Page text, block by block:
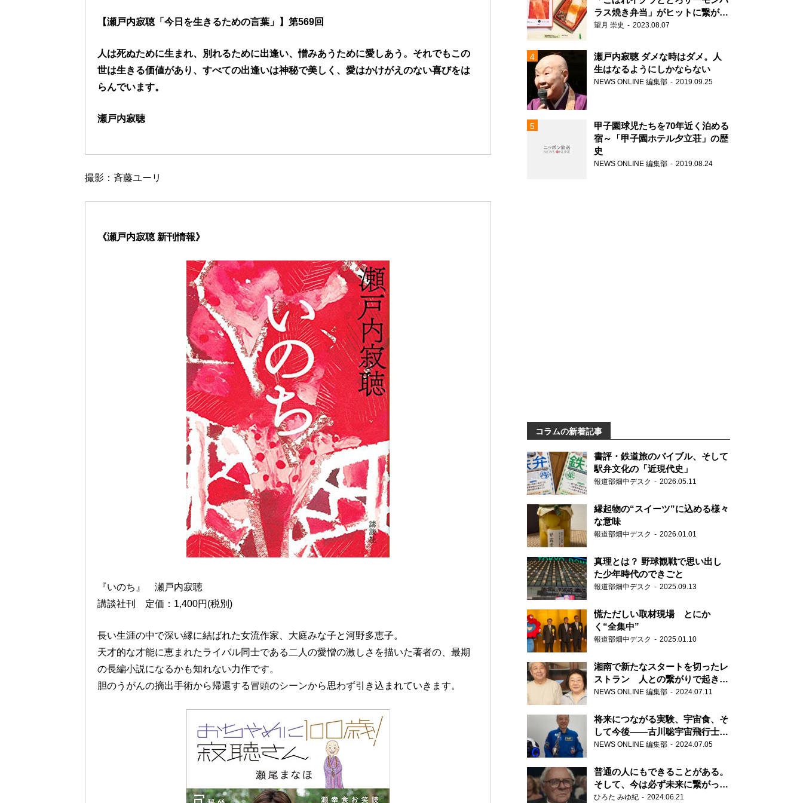
【瀬戸内寂聴「今日を生きるための言葉」】第569回
人は死ぬために生まれ、別れるために出逢い、憎みあうために愛しあう。それでもこの
世は生きる価値があり、すべての出逢いは神秘で美しく、愛はかけがえのない喜びをは
らんでいます。
瀬戸内寂聴
撮影：斉藤ユーリ
《瀬戸内寂聴 新刊情報》
『いのち』 瀬戸内寂聴
講談社刊 定価：1,400円(税別)
長い生涯の中で深い縁に結ばれた女流作家、大庭みな子と河野多恵子。
天才的な才能に恵まれたライバル同士である二人の愛憎の激しさを描いた著者の、最期
の長編小説になるかも知れない力作です。
胆のうがんの摘出手術から帰還する冒頭のシーンから思わず引き込まれていきます。
ラス焼き弁当」がヒットに繋がっ
た理由
望月 崇史 2023.08.07
瀬戸内寂聴 ダメな時はダメ。人
生はなるようにしかならない
NEWS ONLINE 編集部 2019.09.25
甲子園球児たちを70年近く泊める
宿～「甲子園ホテル夕立荘」の歴
史
NEWS ONLINE 編集部 2019.08.24
コラムの新着記事
書評・鉄道旅のバイブル、そして
駅弁文化の「近現代史」
報道部畑中デスク 2026.05.11
縁起物の“スイーツ”に込める様々
な意味
報道部畑中デスク 2026.01.01
真理とは？ 野球観戦で思い出し
た少年時代のできごと
報道部畑中デスク 2025.09.13
慌ただしい取材現場 とにか
く“全集中”
報道部畑中デスク 2025.01.10
湘南で新たなスタートを切ったレ
ストラン 人との繋がりで起きた
奇跡
NEWS ONLINE 編集部 2024.07.11
将来につながる実験、宇宙食、そ
して今後――古川聡宇宙飛行士単
独インタビュー
NEWS ONLINE 編集部 2024.07.05
普通の人にもできることがある。
そして、今は必ず未来に繋がって
いく……『ONE LIFE 奇跡が繋い
ひろた みゆ紀 2024.06.21